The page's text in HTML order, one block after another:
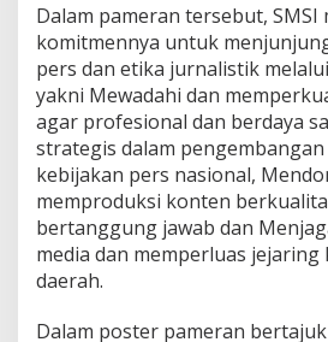
2
5
Dalam pameran tersebut, SMSI
komitmennya untuk
pers dan etika jurnalistik
yakni Mewadahi dan
agar profesional dan berdaya
strategis dalam
kebijakan pers nasional,
memproduksi konten
bertanggung jawab dan
media dan memperluas
daerah.
Dalam poster pameran bertajuk